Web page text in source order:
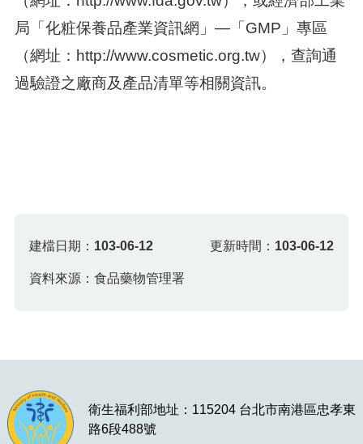
局「化粧保養品產業資訊網」—「GMP」專區
（網址：http://www.cosmetic.org.tw），查詢通
過驗證之廠商及產品清單等相關資訊。
建檔日期： 103-06-12 更新時間： 103-06-12
資料來源：食品藥物管理署
衛生福利部地址：115204 台北市南港區忠孝東
路6段488號